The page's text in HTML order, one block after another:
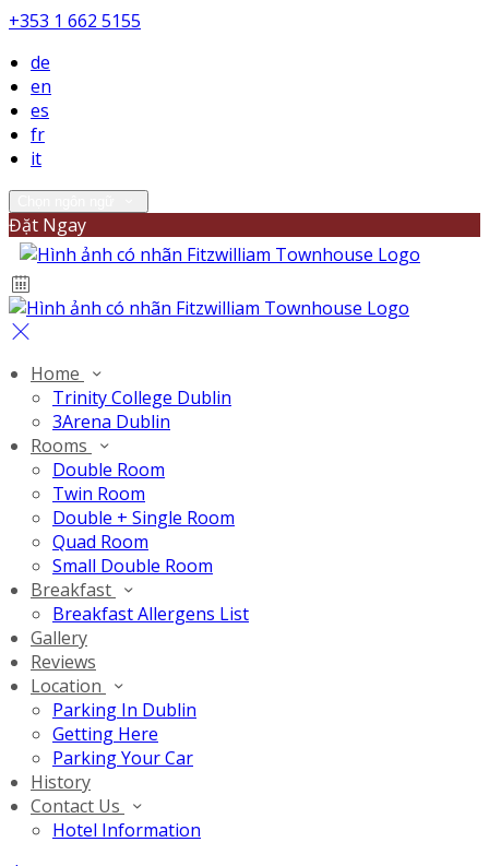
+353 1 662 5155
de
en
es
fr
it
Đặt Ngay
Home
Trinity College Dublin
3Arena Dublin
Rooms
Double Room
Twin Room
Double + Single Room
Quad Room
Small Double Room
Breakfast
Breakfast Allergens List
Gallery
Reviews
Location
Parking In Dublin
Getting Here
Parking Your Car
History
Contact Us
Hotel Information